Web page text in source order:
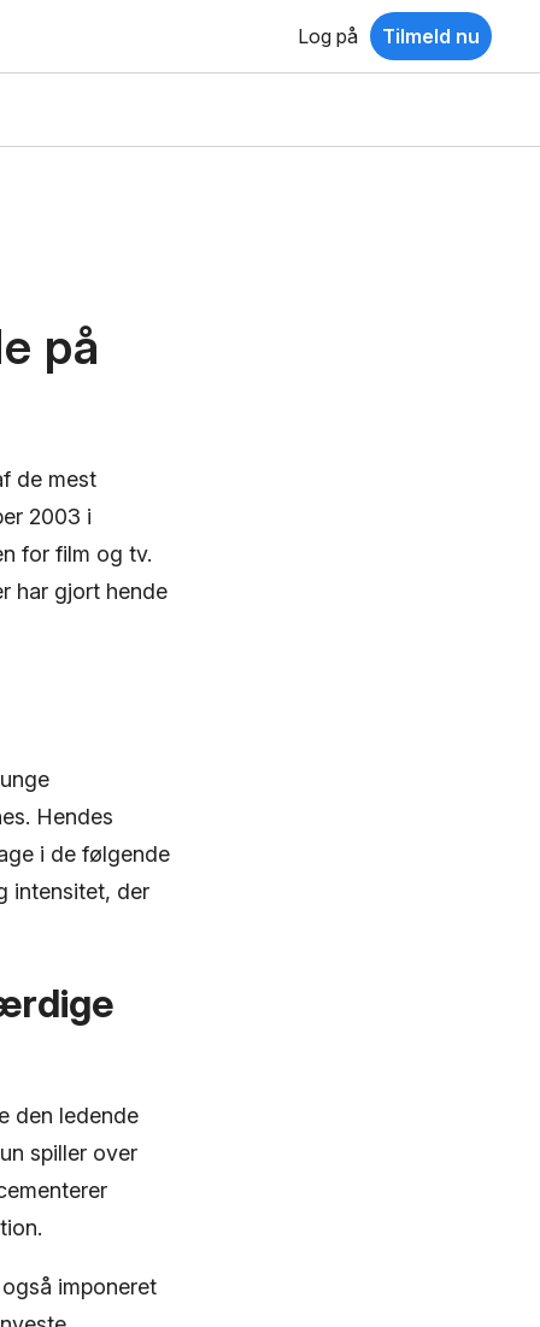
Log på Tilmeld nu
på
de mest
2003 i
for film og tv.
har gjort hende
Hendes
i de følgende
intensitet, der
den ledende
spiller over
imponeret